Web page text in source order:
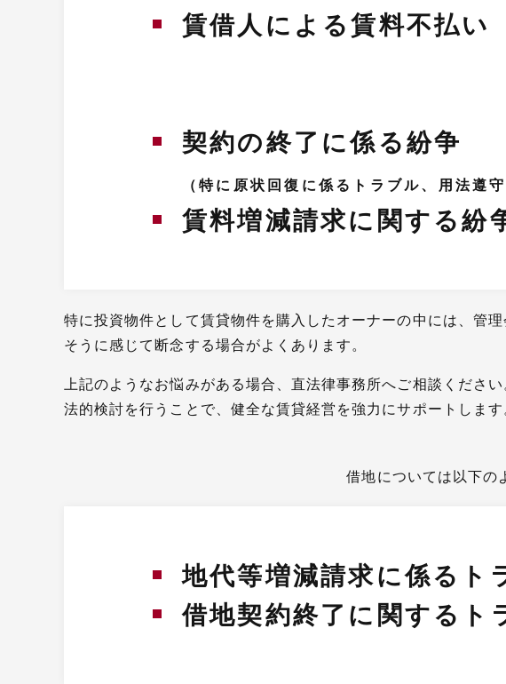
賃借人による賃料不払い
契約の終了に係る紛争
（特に原状回復に係るトラブル、用法遵
賃料増減請求に関する紛
特に投資物件として賃貸物件を購入したオーナーの中には、管
そうに感じて断念する場合がよくあります。
上記のようなお悩みがある場合、直法律事務所へご相談くださ
法的検討を行うことで、健全な賃貸経営を強力にサポートします
借地については以下の
地代等増減請求に係るト
借地契約終了に関するト